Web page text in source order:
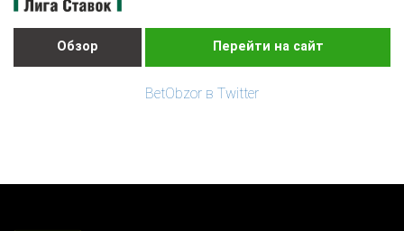
Обзор Перейти на сайт
BetObzor в Twitter